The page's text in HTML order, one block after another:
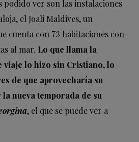
podido ver son las instalaciones
el Joali Maldives, un
cuenta con 73 habitaciones con
al mar. Lo que llama la
viaje lo hizo sin Cristiano, lo
de que aprovecharía su
nueva temporada de su
, el que se puede ver a